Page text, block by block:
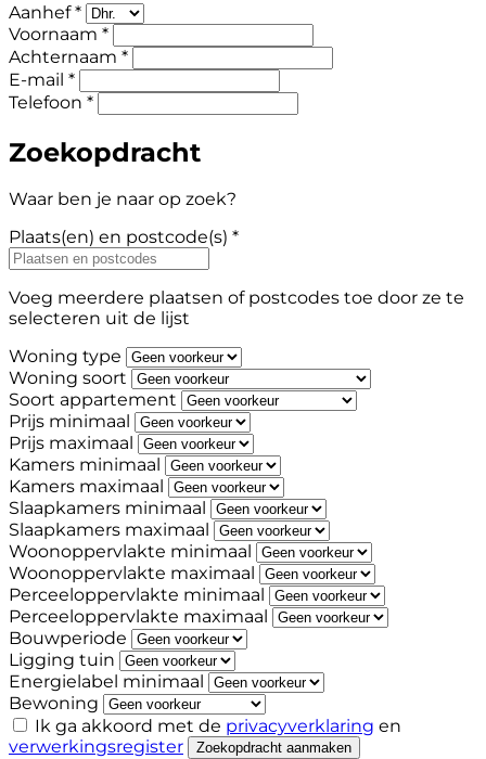
Aanhef *
Voornaam *
Achternaam *
E-mail *
Telefoon *
Zoekopdracht
Waar ben je naar op zoek?
Plaats(en) en postcode(s) *
Voeg meerdere plaatsen of postcodes toe door ze te
selecteren uit de lijst
Woning type
Woning soort
Soort appartement
Prijs minimaal
Prijs maximaal
Kamers minimaal
Kamers maximaal
Slaapkamers minimaal
Slaapkamers maximaal
Woonoppervlakte minimaal
Woonoppervlakte maximaal
Perceeloppervlakte minimaal
Perceeloppervlakte maximaal
Bouwperiode
Ligging tuin
Energielabel minimaal
Bewoning
Ik ga akkoord met de privacyverklaring en
verwerkingsregister
Zoekopdracht aanmaken